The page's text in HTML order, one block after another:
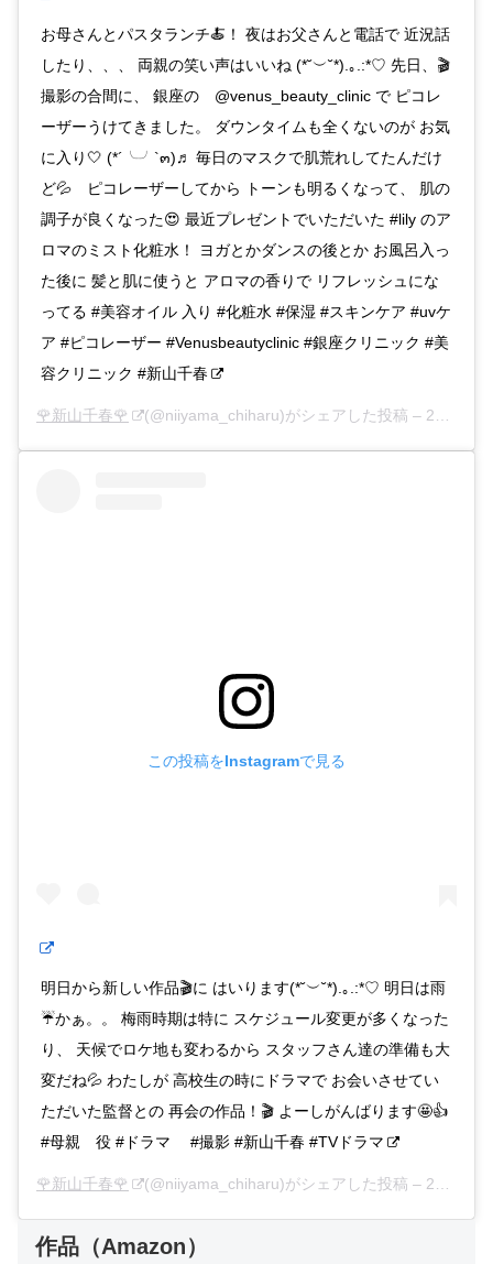
お母さんとパスタランチ🍝！ 夜はお父さんと電話で 近況話
したり、、、 両親の笑い声はいいね (*˘︶˘*).｡.:*♡ 先日、🎬
撮影の合間に、 銀座の @venus_beauty_clinic で ピコレ
ーザーうけてきました。 ダウンタイムも全くないのが お気
に入り🤍 (*´╰╯`๓)♬ 毎日のマスクで肌荒れしてたんだけ
ど💦 ピコレーザーしてから トーンも明るくなって、 肌の
調子が良くなった😍 最近プレゼントでいただいた #lily のア
ロマのミスト化粧水！ ヨガとかダンスの後とか お風呂入っ
た後に 髪と肌に使うと アロマの香りで リフレッシュにな
ってる #美容オイル 入り #化粧水 #保湿 #スキンケア #uvケ
ア #ピコレーザー #Venusbeautyclinic #銀座クリニック #美
容クリニック #新山千春
🌹新山千春🌹 (@niiyama_chiharu)がシェアした投稿 – 2020年 7月月7日午前3時20分PDT
この投稿をInstagramで見る
明日から新しい作品🎬に はいります(*˘︶˘*).｡.:*♡ 明日は雨
☔️かぁ。。 梅雨時期は特に スケジュール変更が多くなった
り、 天候でロケ地も変わるから スタッフさん達の準備も大
変だね💦 わたしが 高校生の時にドラマで お会いさせてい
ただいた監督との 再会の作品！🎬 よーしがんばります🤩👍
#母親 役 #ドラマ #撮影 #新山千春 #TVドラマ
🌹新山千春🌹 (@niiyama_chiharu)がシェアした投稿 – 2020年 7月月2日午後11時47分PDT
作品（Amazon）